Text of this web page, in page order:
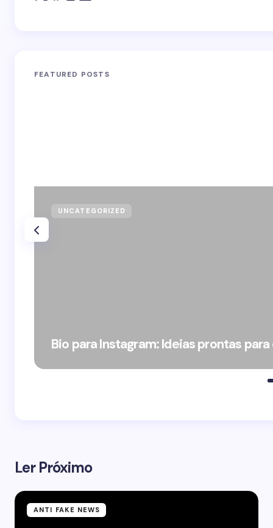
FEATURED POSTS
UNCATEGORIZED
Bio para Instagram: Ideias prontas
Ler Próximo
ANTI FAKE NEWS